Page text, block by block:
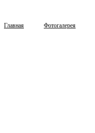
Главная Фотогалерея